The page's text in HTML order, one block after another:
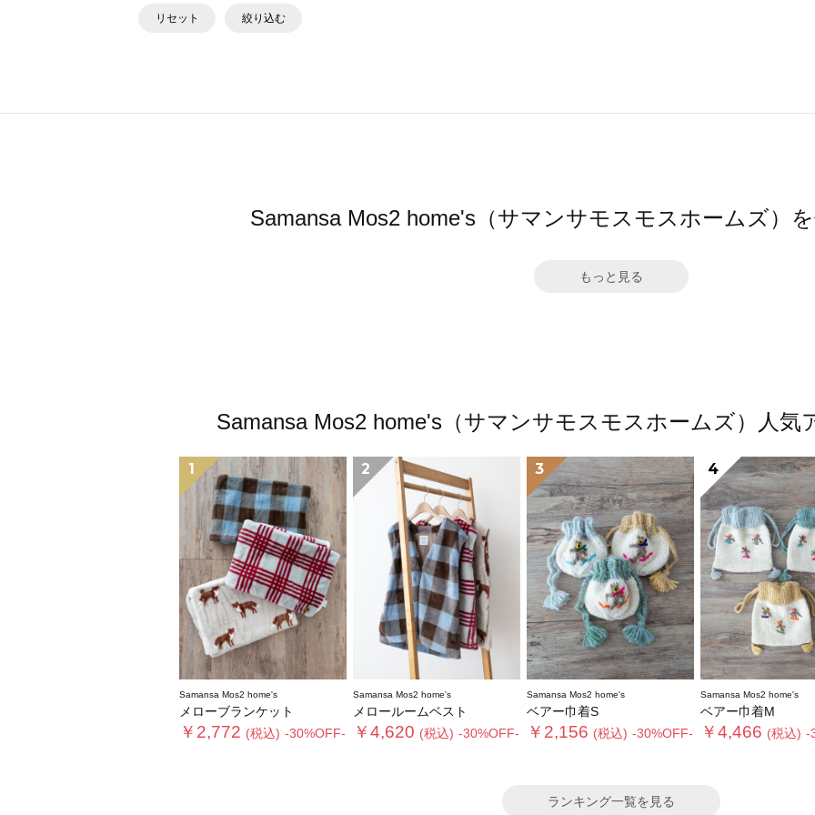
リセット 絞り込む
Samansa Mos2 home's（サマンサモスモスホームズ）
もっと見る
Samansa Mos2 home's（サマンサモスモスホームズ）人気
1
Samansa Mos2 home's
メローブランケット
￥2,772 (税込) -30%OFF-
2
Samansa Mos2 home's
メロールームベスト
￥4,620 (税込) -30%OFF-
3
Samansa Mos2 home's
ベアー巾着S
￥2,156 (税込) -30%OFF-
4
Samansa Mos2 home's
ベアー巾着M
￥4,466 (税込) -
ランキング一覧を見る